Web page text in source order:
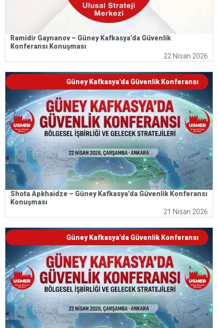
Ramidir Gaynanov – Güney Kafkasya’da Güvenlik
Konferansı Konuşması
22 Nisan 2026
Güney Kafkasya'da Güvenlik Konferansı
Shota Apkhaidze – Güney Kafkasya’da Güvenlik Konferansı
Konuşması
21 Nisan 2026
Güney Kafkasya'da Güvenlik Konferansı